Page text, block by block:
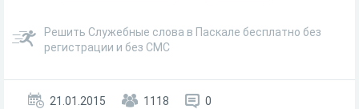
Решить Служебные слова в Паскале бесплатно без
регистрации и без СМС
21.01.2015 1118 0